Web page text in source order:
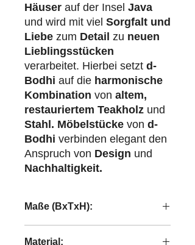
Häuser auf der Insel Java
und wird mit viel Sorgfalt und
Liebe zum Detail zu neuen
Lieblingsstücken
verarbeitet. Hierbei setzt d-
Bodhi auf die harmonische
Kombination von altem,
restauriertem Teakholz und
Stahl. Möbelstücke von d-
Bodhi verbinden elegant den
Anspruch von Design und
Nachhaltigkeit.
Maße (BxTxH):
Material: